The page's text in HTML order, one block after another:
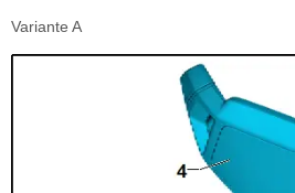
Variante A